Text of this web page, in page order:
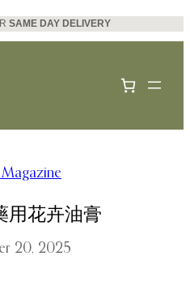
SAME DAY DELIVERY
用花卉油膏
20, 2025